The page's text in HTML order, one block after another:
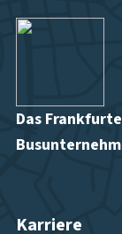
Das
Karriere